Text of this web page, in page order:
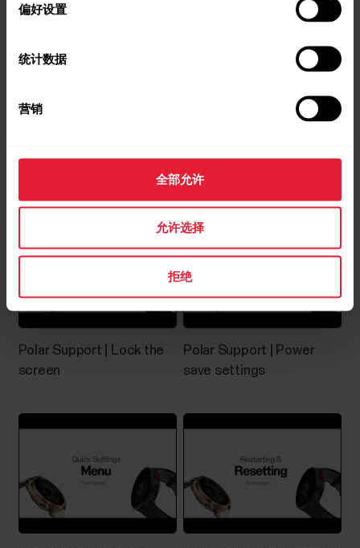
偏好设置
统计数据
营销
全部允许
允许选择
拒绝
Mobile Services) 的 Huawei 移动设备不同的 Android
恢复测试通常可以用来监控训练与恢复之间的平衡
度。您可以跟踪身体对训练的反应。除了训练引起
结果，例如精神压力、睡眠、潜伏疾病和环境变化
（温度、海拔高度）等等。测试基于测得的心率和
心率变异。心率和心率变异的改变会反映心脏自主
调节的变化。进行测试对于恢复测试，您需要使用
Polar H9/H10 心率传感器（如果您有 H6 或 H7，也
可以使用）。测试持续四分钟，为了确保结果尽量
可靠，需要每次都在类似的条件下进行测试 -...
Polar 设备与 Flow 应用程式配对失
败。
Polar Support | Lock the
screen
Polar Support | Power
save settings